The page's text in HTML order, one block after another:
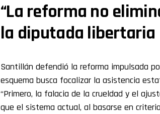
“La reforma no
la diputada libertaria
Santillán defendió la reforma impulsada
esquema busca focalizar la asistencia
“Primero, la falacia de la crueldad y el
que el sistema actual, al basarse en